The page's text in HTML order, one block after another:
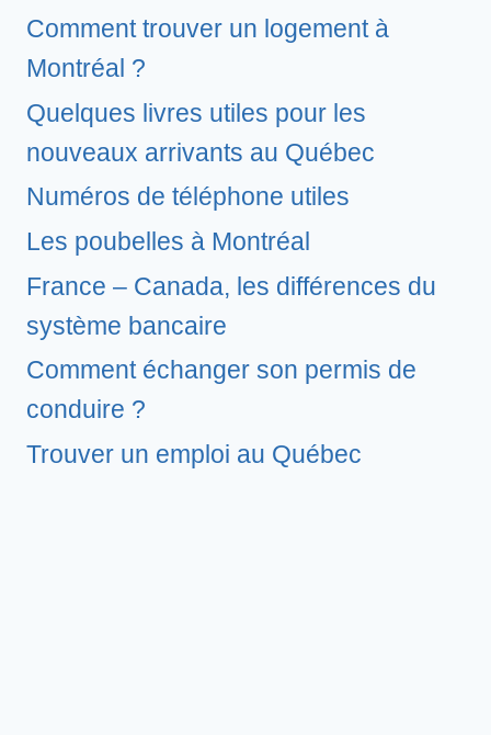
Comment trouver un logement à
Montréal ?
Quelques livres utiles pour les
nouveaux arrivants au Québec
Numéros de téléphone utiles
Les poubelles à Montréal
France – Canada, les différences du
système bancaire
Comment échanger son permis de
conduire ?
Trouver un emploi au Québec